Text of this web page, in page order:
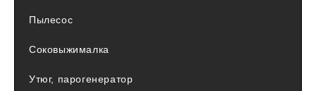
Пылесос
Соковыжималка
Утюг, парогенератор